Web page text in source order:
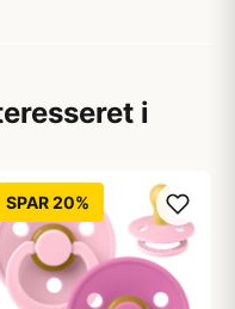
i
SPAR 20%